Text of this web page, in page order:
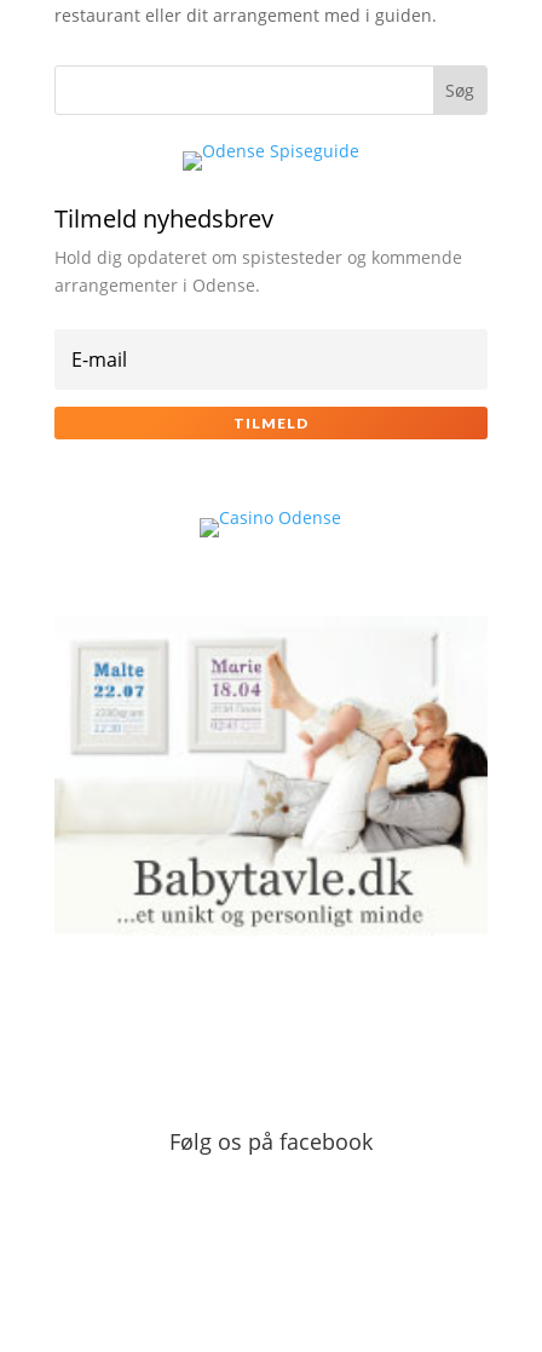
restaurant eller dit arrangement med i guiden.
Tilmeld nyhedsbrev
Hold dig opdateret om spistesteder og kommende
arrangementer i Odense.
TILMELD
Følg os på facebook